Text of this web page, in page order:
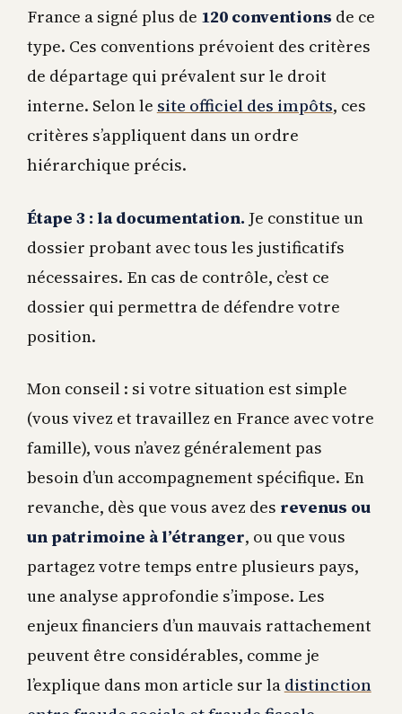
France a signé plus de 120 conventions de ce
type. Ces conventions prévoient des critères
de départage qui prévalent sur le droit
interne. Selon le site officiel des impôts, ces
critères s’appliquent dans un ordre
hiérarchique précis.
Étape 3 : la documentation. Je constitue un
dossier probant avec tous les justificatifs
nécessaires. En cas de contrôle, c’est ce
dossier qui permettra de défendre votre
position.
Mon conseil : si votre situation est simple
(vous vivez et travaillez en France avec votre
famille), vous n’avez généralement pas
besoin d’un accompagnement spécifique. En
revanche, dès que vous avez des revenus ou
un patrimoine à l’étranger, ou que vous
partagez votre temps entre plusieurs pays,
une analyse approfondie s’impose. Les
enjeux financiers d’un mauvais rattachement
peuvent être considérables, comme je
l’explique dans mon article sur la distinction